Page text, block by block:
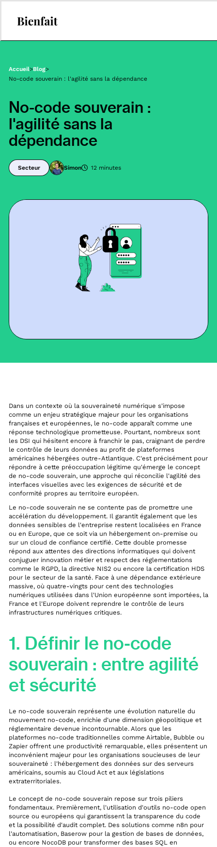
Accueil>Blog>
No-code souverain : l'agilité sans la dépendance
No-code souverain :
l'agilité sans la
dépendance
Secteur Simon 12 minutes
Dans un contexte où la souveraineté numérique s'impose
comme un enjeu stratégique majeur pour les organisations
françaises et européennes, le no-code apparaît comme une
réponse technologique prometteuse. Pourtant, nombreux sont
les DSI qui hésitent encore à franchir le pas, craignant de perdre
le contrôle de leurs données au profit de plateformes
américaines hébergées outre-Atlantique. C'est précisément pour
répondre à cette préoccupation légitime qu'émerge le concept
de no-code souverain, une approche qui réconcilie l'agilité des
interfaces visuelles avec les exigences de sécurité et de
conformité propres au territoire européen.
Le no-code souverain ne se contente pas de promettre une
accélération du développement. Il garantit également que les
données sensibles de l'entreprise restent localisées en France
ou en Europe, que ce soit via un hébergement on-premise ou
sur un cloud de confiance certifié. Cette double promesse
répond aux attentes des directions informatiques qui doivent
conjuguer innovation métier et respect des réglementations
comme le RGPD, la directive NIS2 ou encore la certification HDS
pour le secteur de la santé. Face à une dépendance extérieure
massive, où quatre-vingts pour cent des technologies
numériques utilisées dans l'Union européenne sont importées, la
France et l'Europe doivent reprendre le contrôle de leurs
infrastructures numériques critiques.
1. Définir le no-code
souverain : entre agilité
et sécurité
Le no-code souverain représente une évolution naturelle du
mouvement no-code, enrichie d'une dimension géopolitique et
réglementaire devenue incontournable. Alors que les
plateformes no-code traditionnelles comme Airtable, Bubble ou
Zapier offrent une productivité remarquable, elles présentent un
inconvénient majeur pour les organisations soucieuses de leur
souveraineté : l'hébergement des données sur des serveurs
américains, soumis au Cloud Act et aux législations
extraterritoriales.
Le concept de no-code souverain repose sur trois piliers
fondamentaux. Premièrement, l'utilisation d'outils no-code open
source ou européens qui garantissent la transparence du code
et la possibilité d'audit complet. Des solutions comme n8n pour
l'automatisation, Baserow pour la gestion de bases de données,
ou encore NocoDB pour transformer des bases SQL en